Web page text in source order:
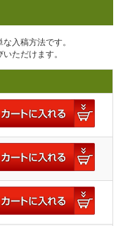
入稿方法です。
ただけます。